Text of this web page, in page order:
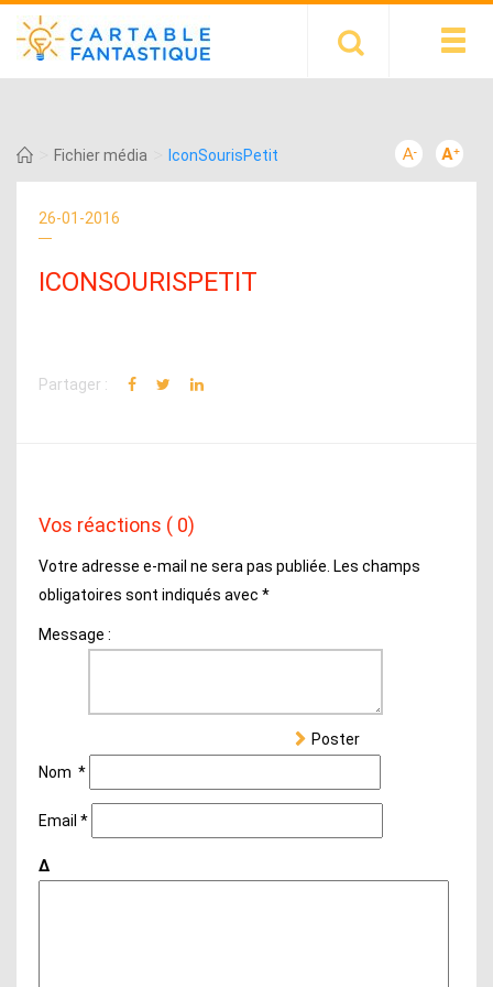
Fichier média IconSourisPetit
26-01-2016
ICONSOURISPETIT
Partager :
Vos réactions ( 0)
Votre adresse e-mail ne sera pas publiée. Les champs
obligatoires sont indiqués avec *
Message :
Poster
Nom *
Email *
Δ